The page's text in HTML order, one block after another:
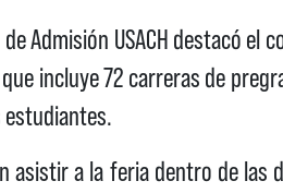
Admisión USACH destacó
incluye 72 carreras de
estudiantes.
asistir a la feria dentro de